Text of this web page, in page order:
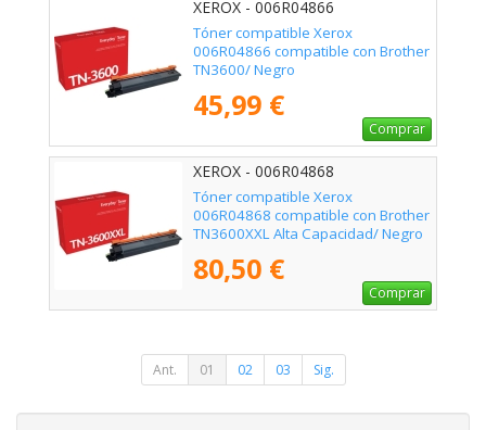
XEROX - 006R04866
Tóner compatible Xerox
006R04866 compatible con Brother
TN3600/ Negro
45,99 €
Comprar
XEROX - 006R04868
Tóner compatible Xerox
006R04868 compatible con Brother
TN3600XXL Alta Capacidad/ Negro
80,50 €
Comprar
Ant. 01 02 03 Sig.